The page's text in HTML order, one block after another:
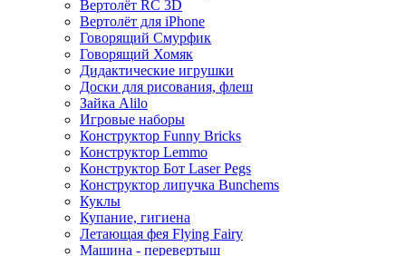
Вертолёт RC 3D
Вертолёт для iPhone
Говорящий Смурфик
Говорящий Хомяк
Дидактические игрушки
Доски для рисования, флеш
Зайка Alilo
Игровые наборы
Конструктор Funny Bricks
Конструктор Lemmo
Конструктор Бот Laser Pegs
Конструктор липучка Bunchems
Куклы
Купание, гигиена
Летающая фея Flying Fairy
Машина - перевертыш